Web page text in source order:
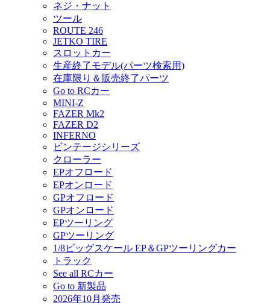
ネジ・ナット
ツール
ROUTE 246
JETKO TIRE
スロットカー
生産終了モデル(パーツ検索用)
在庫限り＆販売終了パーツ
Go to RCカー
MINI-Z
FAZER Mk2
FAZER D2
INFERNO
ビンテージシリーズ
クローラー
EPオフロード
EPオンロード
GPオフロード
GPオンロード
EPツーリング
GPツーリング
1/8ビッグスケール EP＆GPツーリングカー
トラック
See all RCカー
Go to 新製品
2026年10月発売